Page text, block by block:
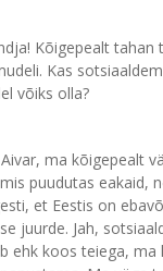
Kõigepealt
Kas
võiks olla?
ma kõigepealt
puudutas eakaid,
et Eestis on
juurde. Jah,
ehk koos teiega,